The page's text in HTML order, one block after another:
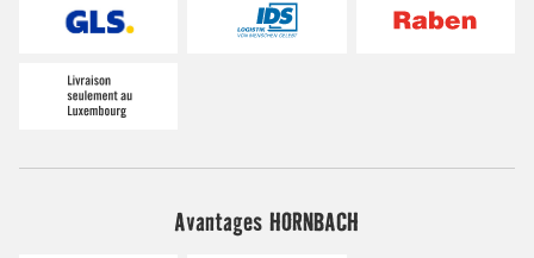
Avantages HORNBACH